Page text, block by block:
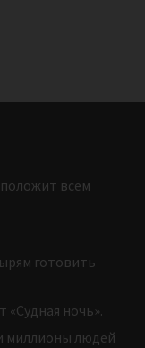
всем
готовить
«Судная ночь».
миллионы людей